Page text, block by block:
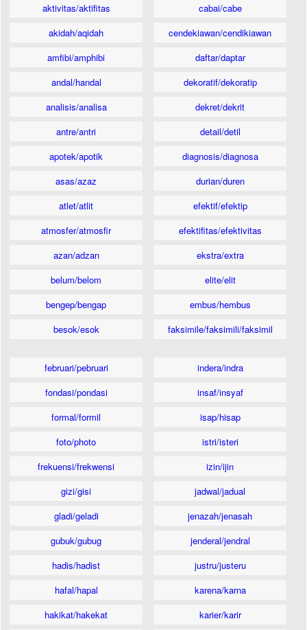
aktivitas/aktifitas
akidah/aqidah
amfibi/amphibi
andal/handal
analisis/analisa
antre/antri
apotek/apotik
asas/azaz
atlet/atlit
atmosfer/atmosfir
azan/adzan
belum/belom
bengep/bengap
besok/esok
cabai/cabe
cendekiawan/cendikiawan
daftar/daptar
dekoratif/dekoratip
dekret/dekrit
detail/detil
diagnosis/diagnosa
durian/duren
efektif/efektip
efektifitas/efektivitas
ekstra/extra
elite/elit
embus/hembus
faksimile/faksimili/faksimil
februari/pebruari
fondasi/pondasi
formal/formil
foto/photo
frekuensi/frekwensi
gizi/gisi
gladi/geladi
gubuk/gubug
hadis/hadist
hafal/hapal
hakikat/hakekat
indera/indra
insaf/insyaf
isap/hisap
istri/isteri
izin/ijin
jadwal/jadual
jenazah/jenasah
jenderal/jendral
justru/justeru
karena/karna
karier/karir